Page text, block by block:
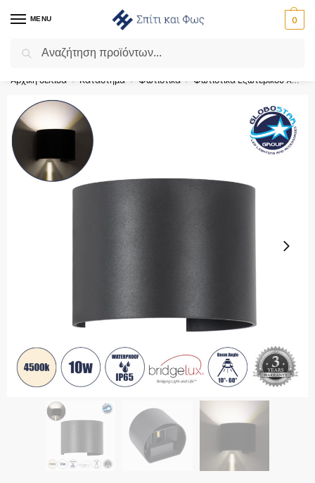
MENU 0
Flash Sale ⚡ 10% Έκπτωση με τον κωδικό ‘SPRING’!
Αρχική σελίδα / Κατάστημα / Φωτιστικά / Φωτιστικά Εξωτερικού Χώρου